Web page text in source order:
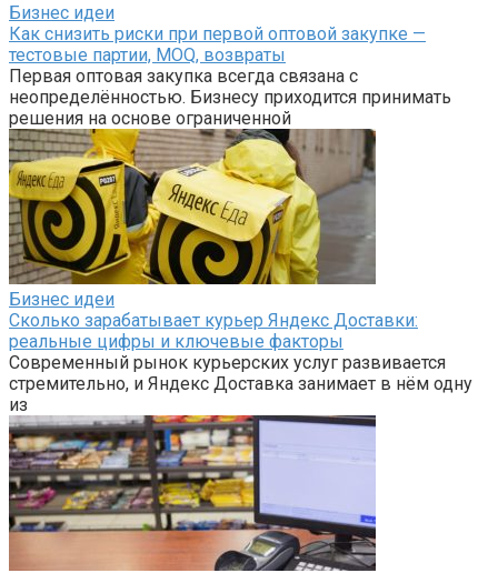
Бизнес идеи
Как снизить риски при первой оптовой закупке —
тестовые партии, MOQ, возвраты
Первая оптовая закупка всегда связана с
неопределённостью. Бизнесу приходится принимать
решения на основе ограниченной
Бизнес идеи
Сколько зарабатывает курьер Яндекс Доставки:
реальные цифры и ключевые факторы
Современный рынок курьерских услуг развивается
стремительно, и Яндекс Доставка занимает в нём одну
из